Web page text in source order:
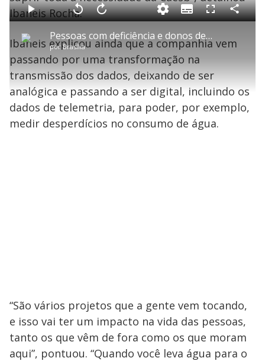
Ibaneis Rocha.
P
l
a
o
Pessoas com deficiência e donos de carros elétricos podem ter isenção do IPVA em 2025 no DF
porBrasília
P V
t
a
r
0
e
g
n
d
s
A
n
ç
a
1
0
s
e
u
n
o
s
o
a
d
e
:
3
.
0
%
S
u
b
i
t
l
s
F
l
s
c
n
C
o
a
r
Ibaneis explicou ainda que a companhia vem
passando por uma transformação na
transmissão dos dados, deixando de ser
analógica e passando a ser digital, incluindo os
dados de telemetria, para poder, por exemplo,
medir desperdícios no consumo de água.
“São vários projetos que a gente vem tocando,
e isso vai ter um impacto na vida das pessoas,
tanto os que vêm de fora como os que moram
aqui”, pontuou. “Quando você leva água para o